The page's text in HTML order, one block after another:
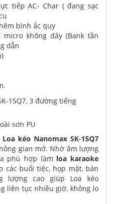
tiếp AC- Char ( đang sạc
bình ắc quy
không dây (Bank tần
dẫn
sơn PU
Loa kéo Nanomax SK-15Q7
gian mở. Nhờ âm lượng
phù hợp làm loa karaoke
các buổi tiệc, họp mặt, bán
lượng cao giúp Loa kéo
liên tục nhiều giờ, không lo